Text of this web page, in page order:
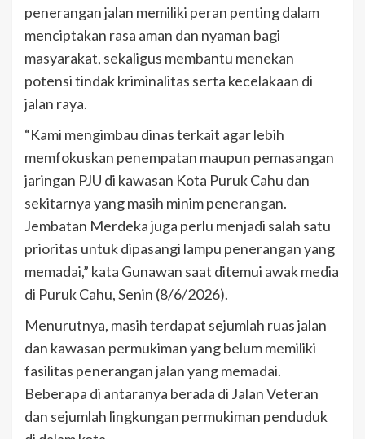
penerangan jalan memiliki peran penting dalam
menciptakan rasa aman dan nyaman bagi
masyarakat, sekaligus membantu menekan
potensi tindak kriminalitas serta kecelakaan di
jalan raya.
“Kami mengimbau dinas terkait agar lebih
memfokuskan penempatan maupun pemasangan
jaringan PJU di kawasan Kota Puruk Cahu dan
sekitarnya yang masih minim penerangan.
Jembatan Merdeka juga perlu menjadi salah satu
prioritas untuk dipasangi lampu penerangan yang
memadai,” kata Gunawan saat ditemui awak media
di Puruk Cahu, Senin (8/6/2026).
Menurutnya, masih terdapat sejumlah ruas jalan
dan kawasan permukiman yang belum memiliki
fasilitas penerangan jalan yang memadai.
Beberapa di antaranya berada di Jalan Veteran
dan sejumlah lingkungan permukiman penduduk